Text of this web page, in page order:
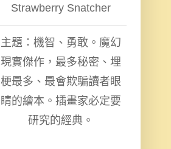
Strawberry Snatcher
主題：機智、勇敢。魔幻
現實傑作，最多秘密、埋
梗最多、最會欺騙讀者眼
睛的繪本。插畫家必定要
研究的經典。